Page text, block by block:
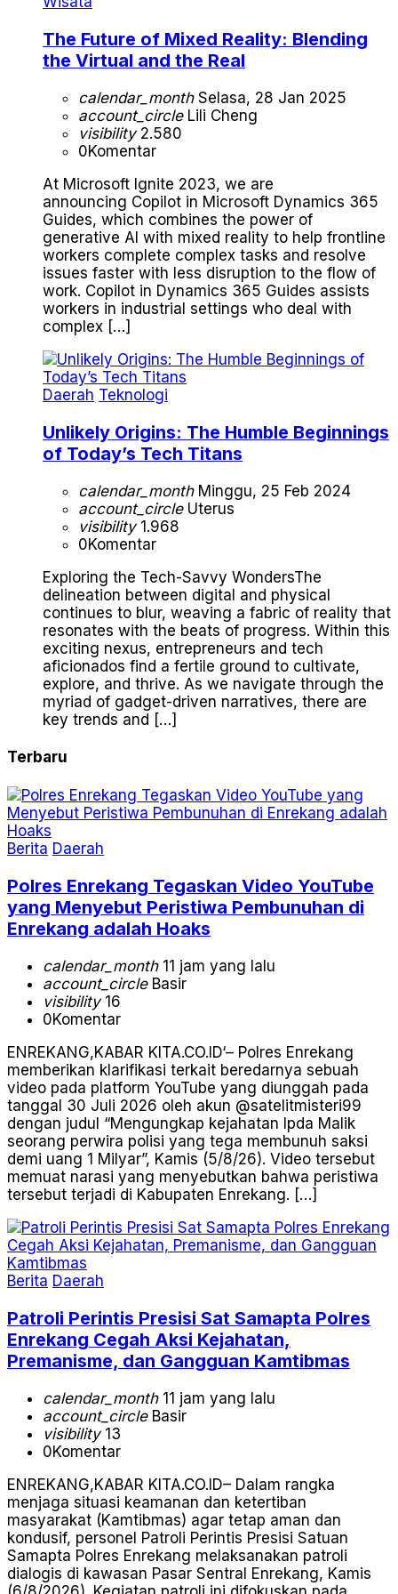
The Future of Mixed Reality: Blending
the Virtual and the Real
calendar_monthSelasa, 28 Jan 2025
account_circleLili Cheng
visibility2.580
0Komentar
At Microsoft Ignite 2023, we are
announcing Copilot in Microsoft Dynamics 365
Guides, which combines the power of
generative AI with mixed reality to help frontline
workers complete complex tasks and resolve
issues faster with less disruption to the flow of
work. Copilot in Dynamics 365 Guides assists
workers in industrial settings who deal with
complex […]
Daerah Teknologi
Unlikely Origins: The Humble Beginnings
of Today’s Tech Titans
calendar_monthMinggu, 25 Feb 2024
account_circleUterus
visibility1.968
0Komentar
Exploring the Tech-Savvy WondersThe
delineation between digital and physical
continues to blur, weaving a fabric of reality that
resonates with the beats of progress. Within this
exciting nexus, entrepreneurs and tech
aficionados find a fertile ground to cultivate,
explore, and thrive. As we navigate through the
myriad of gadget-driven narratives, there are
key trends and […]
Terbaru
Berita Daerah
Polres Enrekang Tegaskan Video YouTube
yang Menyebut Peristiwa Pembunuhan di
Enrekang adalah Hoaks
calendar_month11 jam yang lalu
account_circleBasir
visibility16
0Komentar
ENREKANG,KABAR KITA.CO.ID‘– Polres Enrekang
memberikan klarifikasi terkait beredarnya sebuah
video pada platform YouTube yang diunggah pada
tanggal 30 Juli 2026 oleh akun @satelitmisteri99
dengan judul “Mengungkap kejahatan Ipda Malik
seorang perwira polisi yang tega membunuh saksi
demi uang 1 Milyar”, Kamis (5/8/26). Video tersebut
memuat narasi yang menyebutkan bahwa peristiwa
tersebut terjadi di Kabupaten Enrekang. […]
Berita Daerah
Patroli Perintis Presisi Sat Samapta Polres
Enrekang Cegah Aksi Kejahatan,
Premanisme, dan Gangguan Kamtibmas
calendar_month11 jam yang lalu
account_circleBasir
visibility13
0Komentar
ENREKANG,KABAR KITA.CO.ID– Dalam rangka
menjaga situasi keamanan dan ketertiban
masyarakat (Kamtibmas) agar tetap aman dan
kondusif, personel Patroli Perintis Presisi Satuan
Samapta Polres Enrekang melaksanakan patroli
dialogis di kawasan Pasar Sentral Enrekang, Kamis